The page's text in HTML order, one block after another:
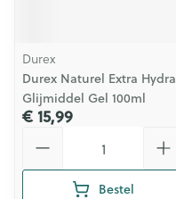
Durex
Durex Naturel Extra Hydra
Glijmiddel Gel 100ml
€ 15,99
Bestel